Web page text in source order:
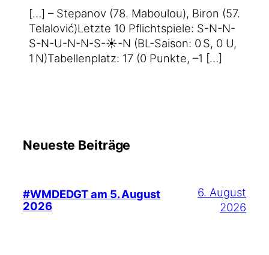
[…] – Ste­pa­nov (78. Mabou­lou), Biron (57.
Tel­alo­vić)Letz­te 10 Pflicht­spie­le: S-N-N-
S-N-U-N-N-S-☀️-N (BL-Saison: 0 S, 0 U,
1 N)Tabel­len­platz: 17 (0 Punk­te, –1 […]
Neueste Beiträge
#WMDEDGT am 5. August
2026
6. August
2026